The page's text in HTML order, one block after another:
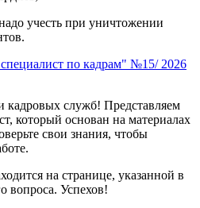
учесть при уничтожении
по кадрам" №15/ 2026
кадровых служб! Представляем
который основан на материалах
свои знания, чтобы
на странице, указанной в
вопроса. Успехов!